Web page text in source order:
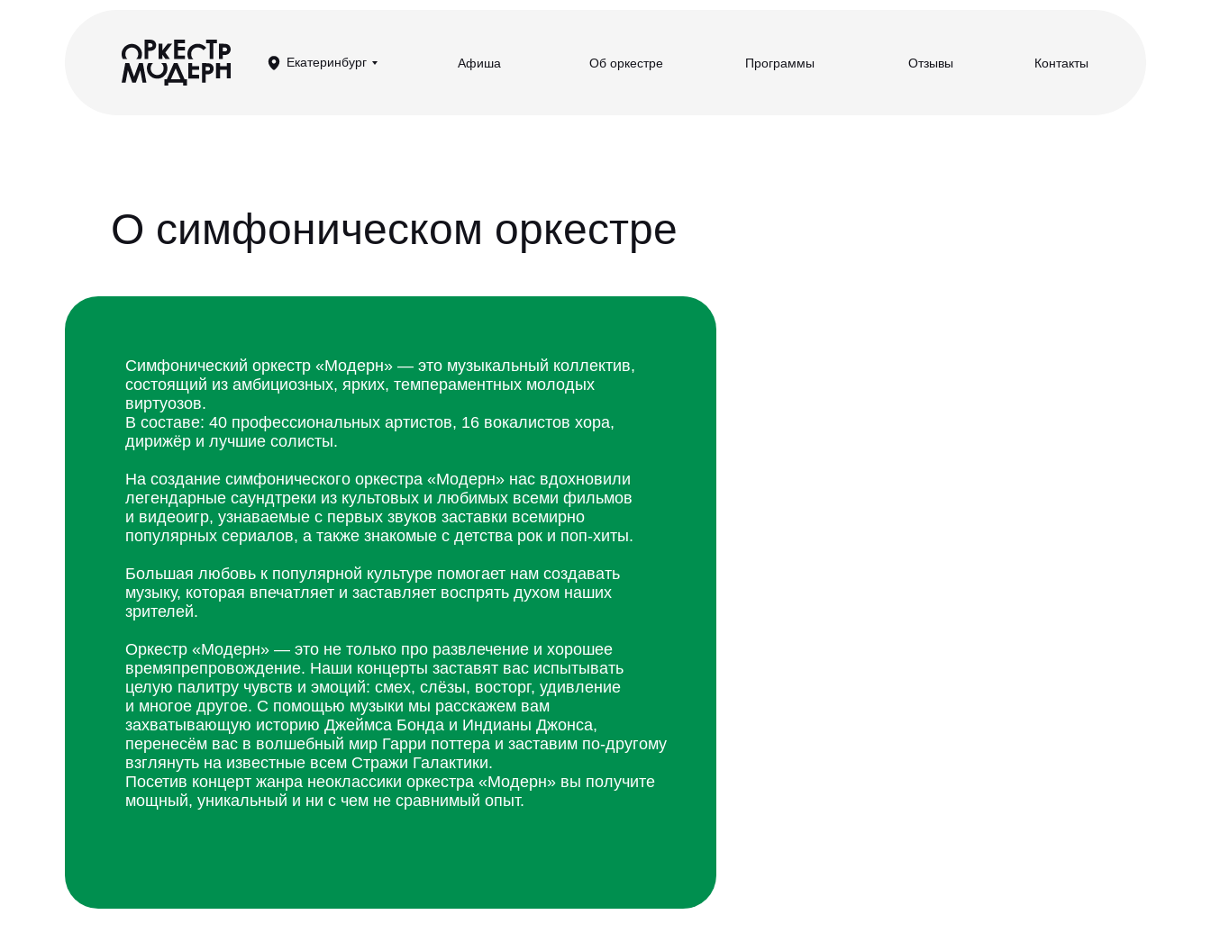
Екатеринбург Афиша Об оркестре Контакты
Отзывы
Программы
Симфонический оркестр «Модерн» — это музыкальный коллектив,
состоящий из амбициозных, ярких, темпераментных молодых
виртуозов.
В составе: 40 профессиональных артистов, 16 вокалистов хора,
дирижёр и лучшие солисты.
На создание симфонического оркестра «Модерн» нас вдохновили
легендарные саундтреки из культовых и любимых всеми фильмов
и видеоигр, узнаваемые с первых звуков заставки всемирно
популярных сериалов, а также знакомые с детства рок и поп-хиты.
Большая любовь к популярной культуре помогает нам создавать
музыку, которая впечатляет и заставляет воспрять духом наших
зрителей.
Оркестр «Модерн» — это не только про развлечение и хорошее
времяпрепровождение. Наши концерты заставят вас испытывать
целую палитру чувств и эмоций: смех, слёзы, восторг, удивление
и многое другое. С помощью музыки мы расскажем вам
захватывающую историю Джеймса Бонда и Индианы Джонса,
перенесём вас в волшебный мир Гарри поттера и заставим по-другому
взглянуть на известные всем Стражи Галактики.
Посетив концерт жанра неоклассики оркестра «Модерн» вы получите
мощный, уникальный и ни с чем не сравнимый опыт.
О симфоническом оркестре